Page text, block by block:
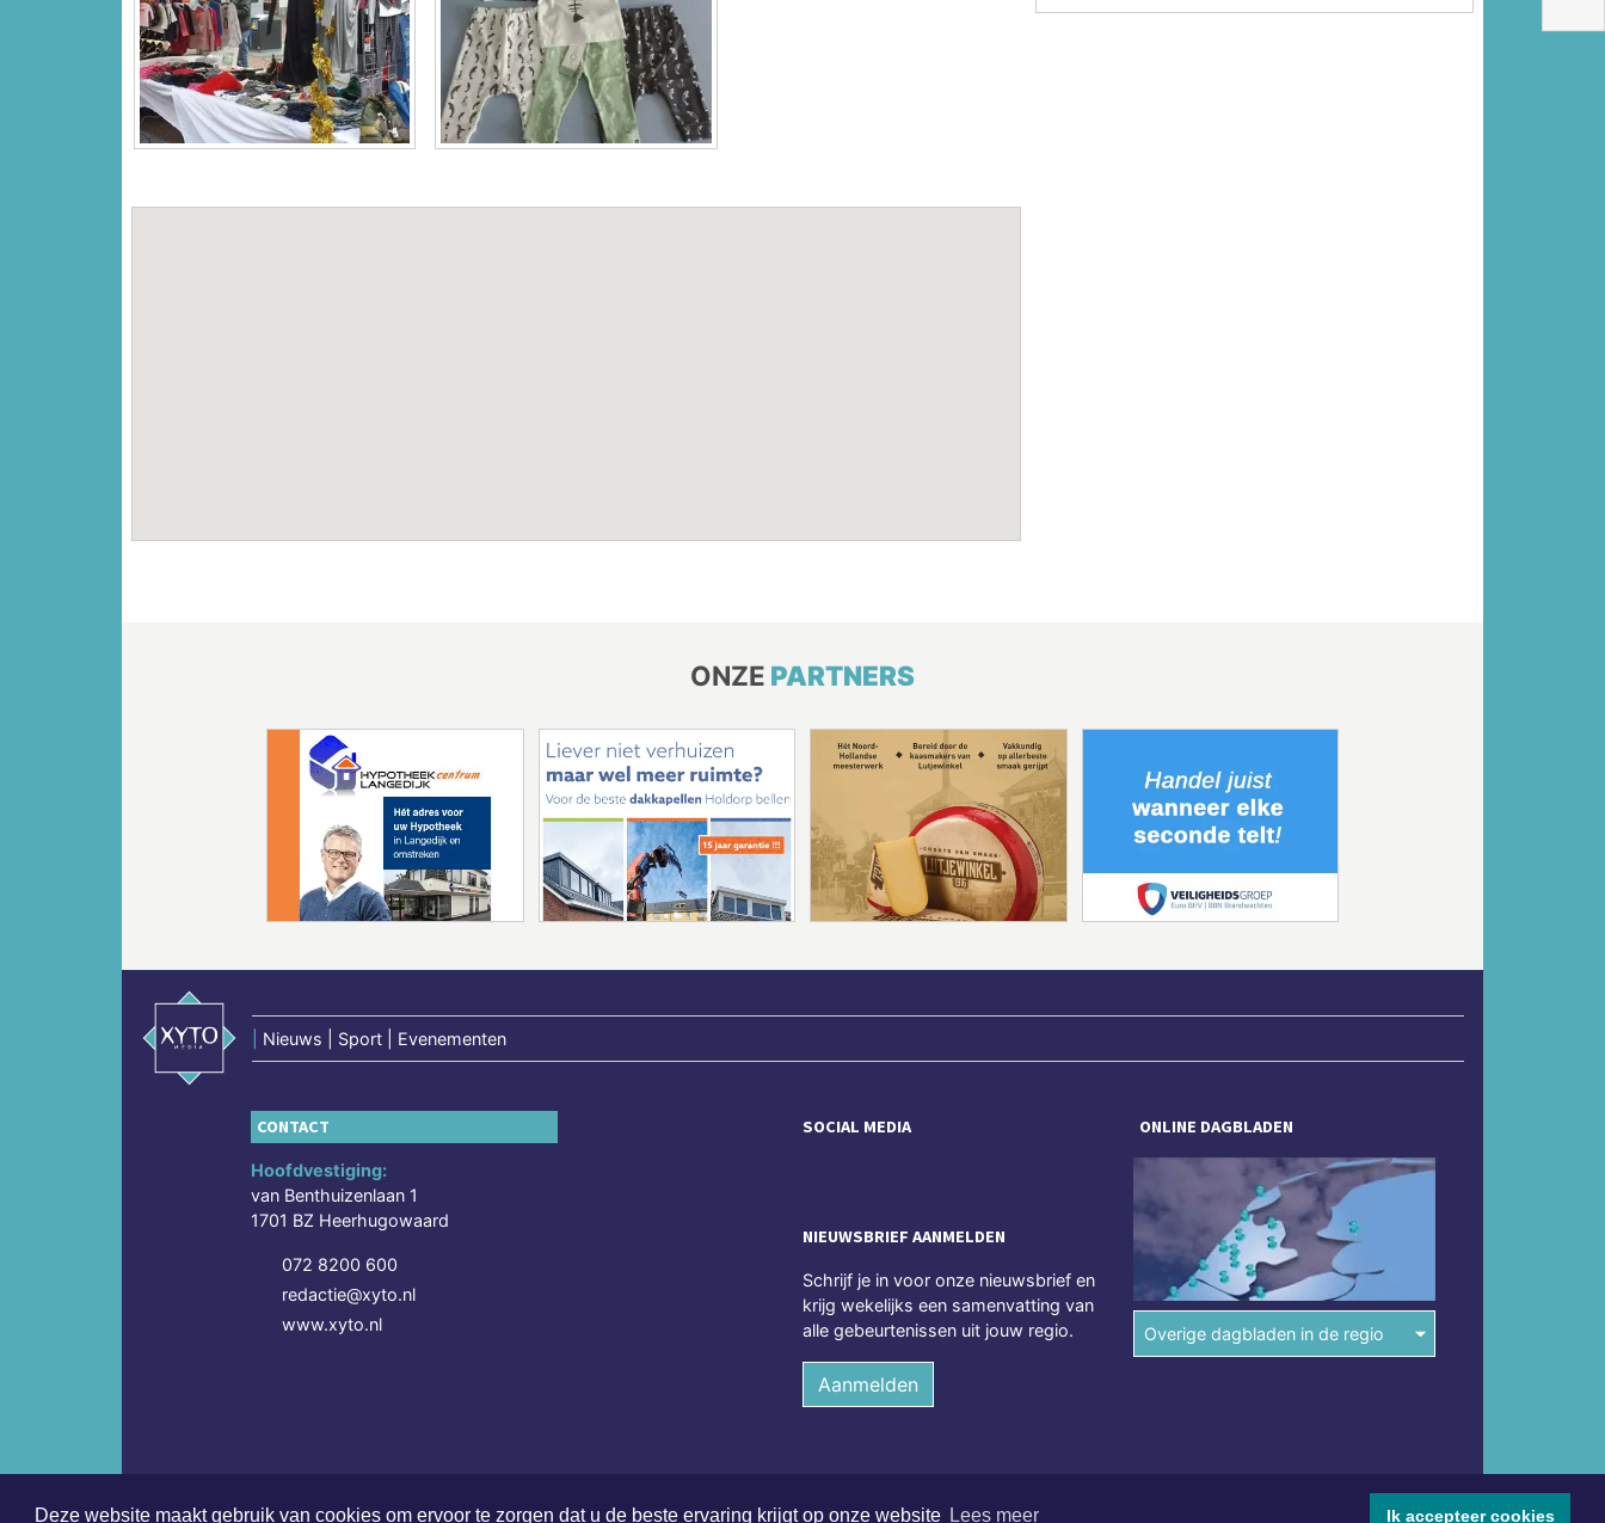
Deze website maakt gebruik van cookies om ervoor te zorgen dat u de beste ervaring krijgt op onze website Lees meer Ik accepteer cookies
ONZE PARTNERS
Nieuws | Sport | Evenementen
CONTACT
Hoofdvestiging:
van Benthuizenlaan 1
1701 BZ Heerhugowaard
072 8200 600
redactie@xyto.nl
www.xyto.nl
SOCIAL MEDIA
NIEUWSBRIEF AANMELDEN
Schrijf je in voor onze nieuwsbrief en
krijg wekelijks een samenvatting van
alle gebeurtenissen uit jouw regio.
Aanmelden
ONLINE DAGBLADEN
Overige dagbladen in de regio